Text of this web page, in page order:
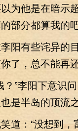
他是在暗示超
部分都算我的
有些诧异的目
了，总不能再
李阳下意识问
是半岛的顶流之
：“没想到，